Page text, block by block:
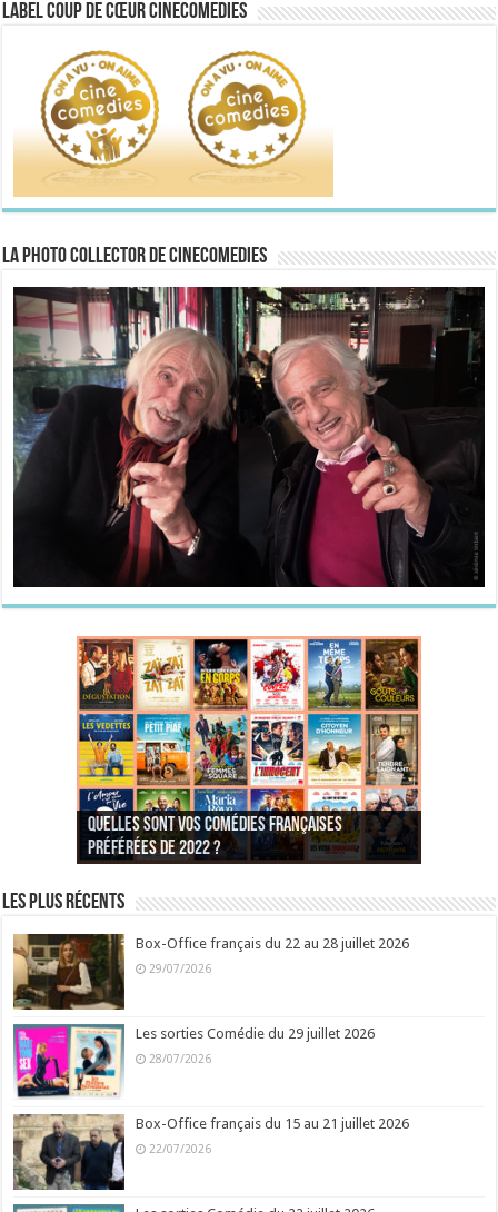
Label Coup de Cœur CineComedies
La Photo collector de CineComedies
Quelles sont vos comédies françaises
préférées de 2022 ?
Quel est votre personnage préféré du Père
Noël est une ordure ?
Quelles sont vos comédies françaises
préférées de 2021 ?
Quel est votre « Gendarme » préféré ?
Quels sont vos 3 comédies de Jean-Marie Poiré
préférées ?
Quel est votre « Tati » préféré ?
Quel est votre « bronzé » préféré ?
Les plus récents
Box-Office français du 22 au 28 juillet 2026
29/07/2026
Les sorties Comédie du 29 juillet 2026
28/07/2026
Box-Office français du 15 au 21 juillet 2026
22/07/2026